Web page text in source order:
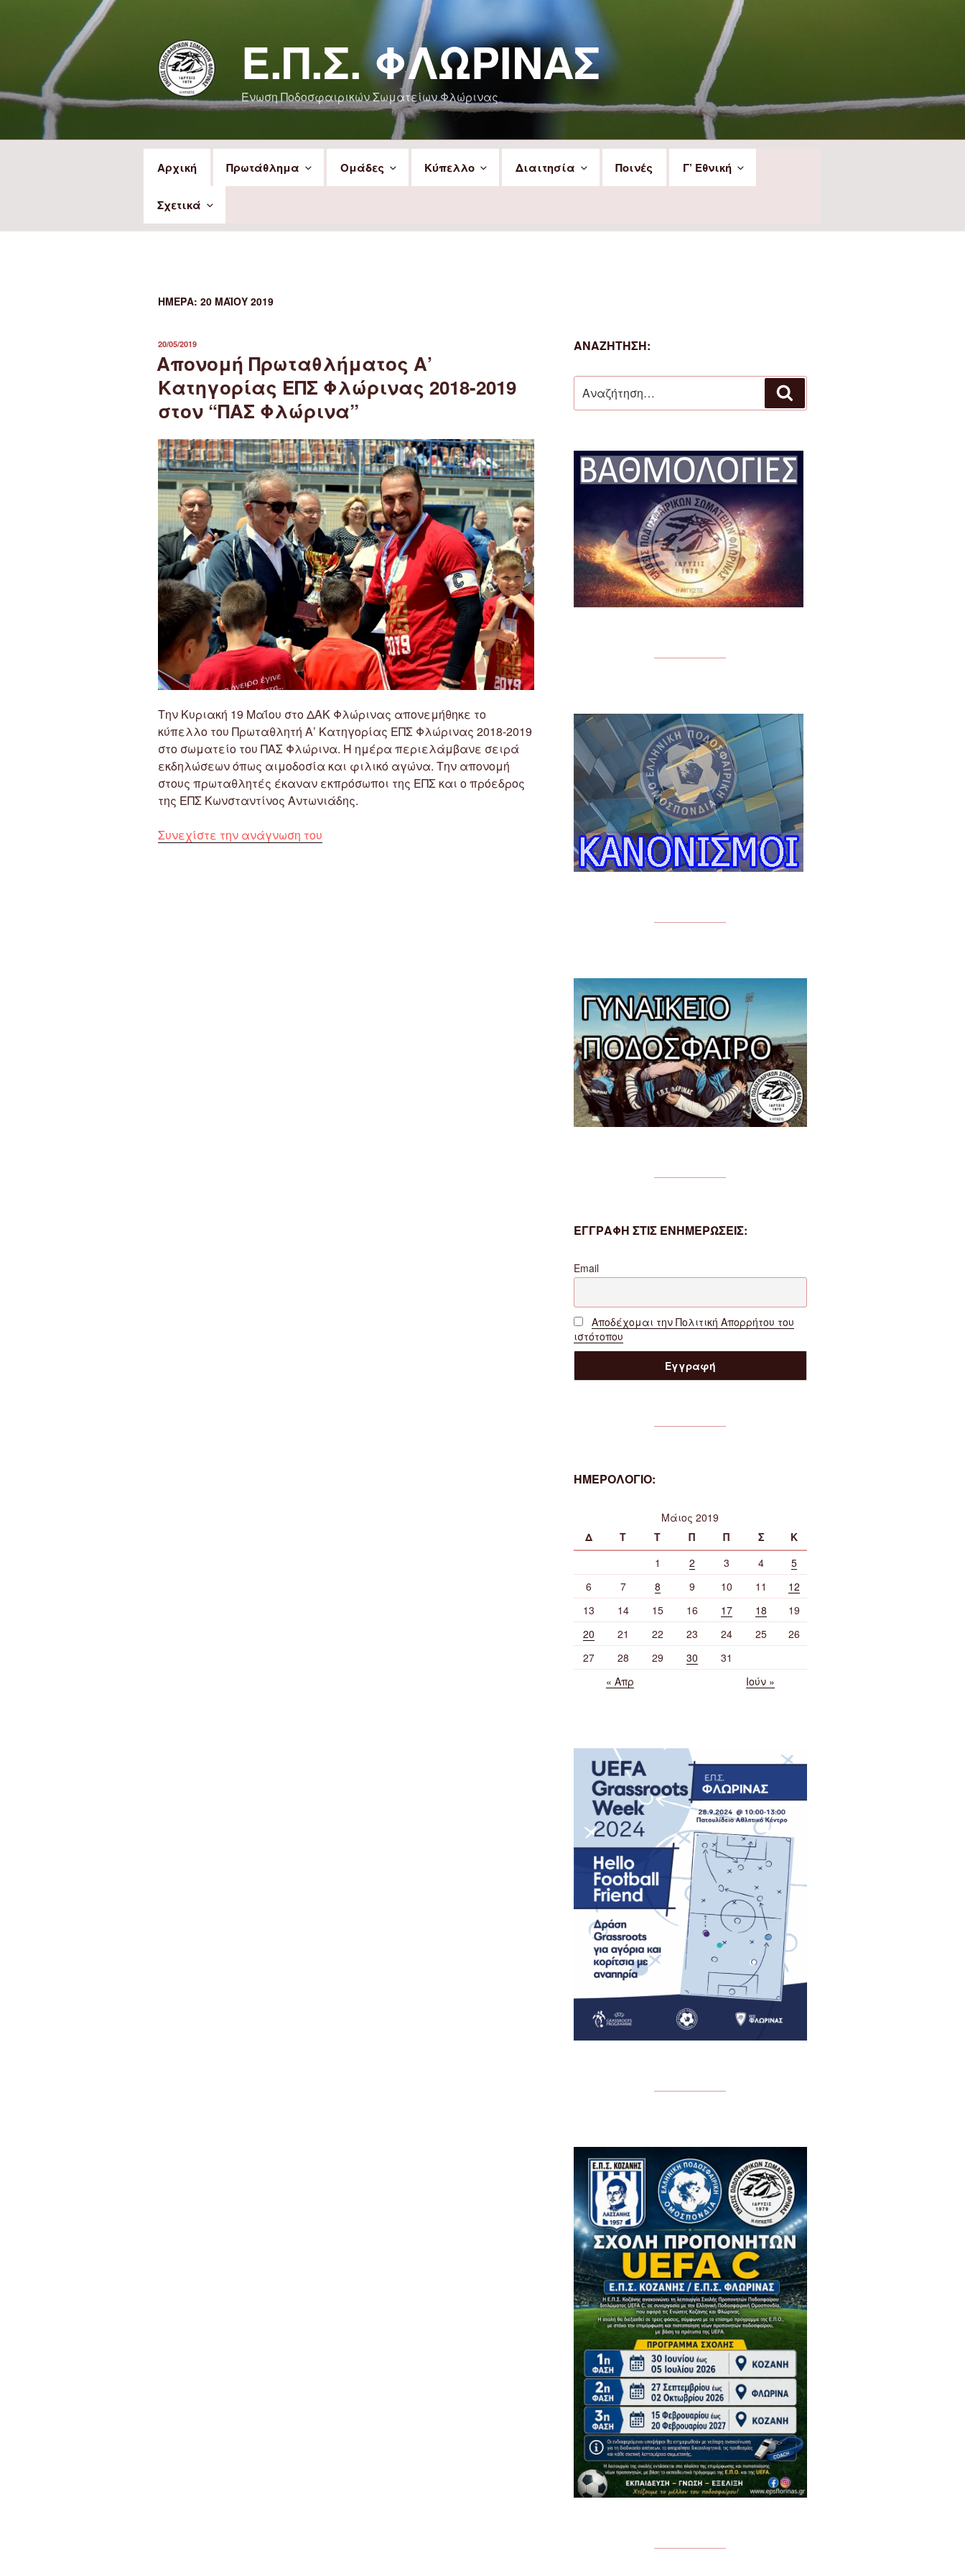
περιεχόμενο
Ε.Π.Σ. ΦΛΏΡΙΝΑΣ
Ένωση Ποδοσφαιρικών Σωματείων Φλώρινας
Αρχική Πρωτάθλημα Ομάδες Κύπελλο Διαιτησία Ποινές Γ’ Εθνική
Σχετικά
ΗΜΈΡΑ: 20 ΜΑΪ́ΟΥ 2019
ΔΗΜΟΣΙΕΎΤΗΚΕ
20/05/2019
Απονομή Πρωταθλήματος Α’
Κατηγορίας ΕΠΣ Φλώρινας 2018-2019
στον “ΠΑΣ Φλώρινα”
Την Κυριακή 19 Μαΐου στο ΔΑΚ Φλώρινας απονεμήθηκε το
κύπελλο του Πρωταθλητή Α’ Κατηγορίας ΕΠΣ Φλώρινας 2018-2019
στο σωματείο του ΠΑΣ Φλώρινα. Η ημέρα περιελάμβανε σειρά
εκδηλώσεων όπως αιμοδοσία και φιλικό αγώνα. Την απονομή
στους πρωταθλητές έκαναν εκπρόσωποι της ΕΠΣ και ο πρόεδρος
της ΕΠΣ Κωνσταντίνος Αντωνιάδης.
Συνεχίστε την ανάγνωση του
ΑΝΑΖΉΤΗΣΗ:
για:
ΕΓΓΡΑΦΗ ΣΤΙΣ ΕΝΗΜΕΡΩΣΕΙΣ:
Email
Αποδέχομαι την Πολιτική Απορρήτου του
ιστότοπου
ΗΜΕΡΟΛΟΓΙΟ:
Μάιος 2019
Δ
Τ Τ Π Π Σ
Κ
1
2 3 4
5
6
7 8 9 10 11
12
13
14 15 16 17 18
19
20
21 22 23 24 25
26
27
28 29 30
31
« Απρ
Ιούν »